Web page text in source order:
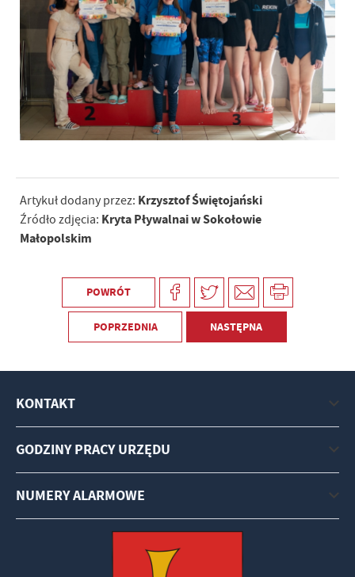
Artykuł dodany przez: Krzysztof Świętojański
Źródło zdjęcia: Kryta Pływalnai w Sokołowie
Małopolskim
POWRÓT
POPRZEDNIA NASTĘPNA
KONTAKT
GODZINY PRACY URZĘDU
NUMERY ALARMOWE